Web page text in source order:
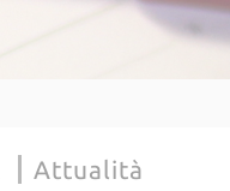
Attualità